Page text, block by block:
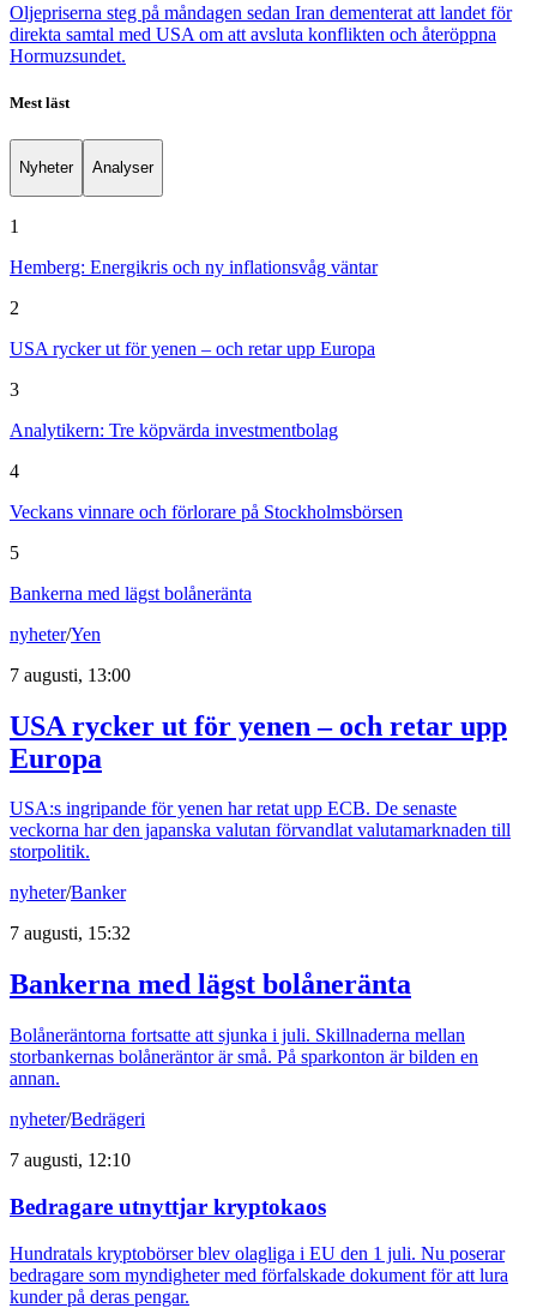
Oljepriserna steg på måndagen sedan Iran dementerat att landet för
direkta samtal med USA om att avsluta konflikten och återöppna
Hormuzsundet.
Mest läst
Nyheter Analyser
1
Hemberg: Energikris och ny inflationsvåg väntar
2
USA rycker ut för yenen – och retar upp Europa
3
Analytikern: Tre köpvärda investmentbolag
4
Veckans vinnare och förlorare på Stockholmsbörsen
5
Bankerna med lägst bolåneränta
nyheter/Yen
7 augusti, 13:00
USA rycker ut för yenen – och retar upp
Europa
USA:s ingripande för yenen har retat upp ECB. De senaste
veckorna har den japanska valutan förvandlat valutamarknaden till
storpolitik.
nyheter/Banker
7 augusti, 15:32
Bankerna med lägst bolåneränta
Bolåneräntorna fortsatte att sjunka i juli. Skillnaderna mellan
storbankernas bolåneräntor är små. På sparkonton är bilden en
annan.
nyheter/Bedrägeri
7 augusti, 12:10
Bedragare utnyttjar kryptokaos
Hundratals kryptobörser blev olagliga i EU den 1 juli. Nu poserar
bedragare som myndigheter med förfalskade dokument för att lura
kunder på deras pengar.